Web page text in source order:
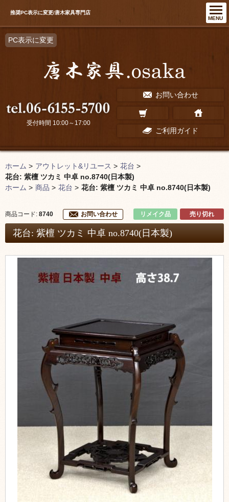
MENU
推奨PC表示に変更/唐木家具専門店
PC表示に変更
お問い合わせ
ご利用ガイド
受付時間 10:00～17:00
ホーム > アウトレット&リユース > 花台 >
花台: 紫檀 ツカミ 中卓 no.8740(日本製)
ホーム > 商品 > 花台 > 花台: 紫檀 ツカミ 中卓 no.8740(日本製)
商品コード: 8740 お問い合わせ リメイク品 売り切れ
花台: 紫檀 ツカミ 中卓 no.8740(日本製)